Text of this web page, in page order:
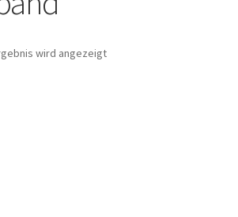
Felge ist für mein G-Modell 2018 verfügbar
Restore – Tune – Drive
w463
wird angezeigt